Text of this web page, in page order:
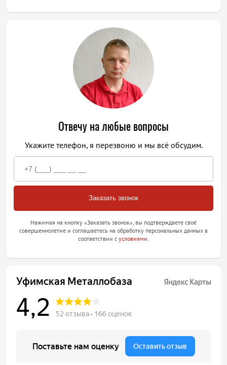
Отвечу на любые вопросы
Укажите телефон, я перезвоню и мы всё обсудим.
Нажимая на кнопку «Заказать звонок», вы подтверждаете своё
совершеннолетие и соглашаетесь на обработку персональных данных в
соответствии с условиями.